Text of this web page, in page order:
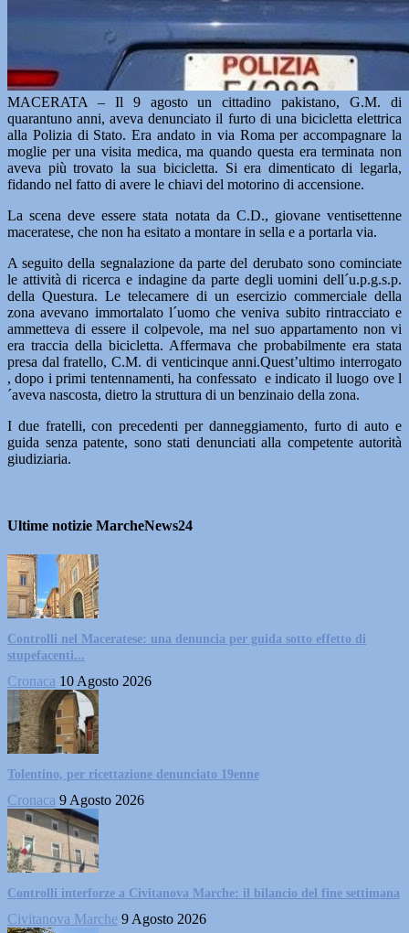
MACERATA – Il 9 agosto un cittadino pakistano, G.M. di
quarantuno anni, aveva denunciato il furto di una bicicletta elettrica
alla Polizia di Stato. Era andato in via Roma per accompagnare la
moglie per una visita medica, ma quando questa era terminata non
aveva più trovato la sua bicicletta. Si era dimenticato di legarla,
fidando nel fatto di avere le chiavi del motorino di accensione.
La scena deve essere stata notata da C.D., giovane ventisettenne
maceratese, che non ha esitato a montare in sella e a portarla via.
A seguito della segnalazione da parte del derubato sono cominciate
le attività di ricerca e indagine da parte degli uomini dell´u.p.g.s.p.
della Questura. Le telecamere di un esercizio commerciale della
zona avevano immortalato l´uomo che veniva subito rintracciato e
ammetteva di essere il colpevole, ma nel suo appartamento non vi
era traccia della bicicletta. Affermava che probabilmente era stata
presa dal fratello, C.M. di venticinque anni.Quest’ultimo interrogato
, dopo i primi tentennamenti, ha confessato e indicato il luogo ove l
´aveva nascosta, dietro la struttura di un benzinaio della zona.
I due fratelli, con precedenti per danneggiamento, furto di auto e
guida senza patente, sono stati denunciati alla competente autorità
giudiziaria.
Ultime notizie MarcheNews24
Controlli nel Maceratese: una denuncia per guida sotto effetto di
stupefacenti...
Cronaca 10 Agosto 2026
Tolentino, per ricettazione denunciato 19enne
Cronaca 9 Agosto 2026
Controlli interforze a Civitanova Marche: il bilancio del fine settimana
Civitanova Marche 9 Agosto 2026